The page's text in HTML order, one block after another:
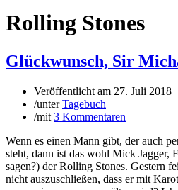
Rolling Stones
Glückwunsch, Sir
Veröffentlicht am 27. Juli 2018
/unterTagebuch
/mit 3 Kommentaren
Wenn es einen Mann gibt, der auch
steht, dann ist das wohl Mick Jagger,
sagen?) der Rolling Stones. Gestern
nicht auszuschließen, dass er mit